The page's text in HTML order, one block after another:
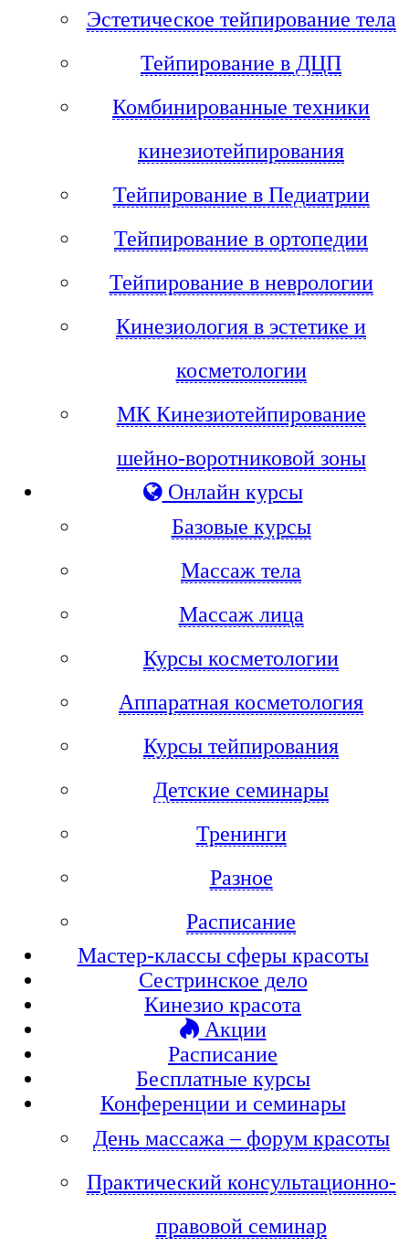
Эстетическое тейпирование тела
Тейпирование в ДЦП
Комбинированные техники
кинезиотейпирования
Тейпирование в Педиатрии
Тейпирование в ортопедии
Тейпирование в неврологии
Кинезиология в эстетике и
косметологии
МК Кинезиотейпирование
шейно-воротниковой зоны
Онлайн курсы
Базовые курсы
Массаж тела
Массаж лица
Курсы косметологии
Аппаратная косметология
Курсы тейпирования
Детские семинары
Тренинги
Разное
Расписание
Мастер-классы сферы красоты
Сестринское дело
Кинезио красота
Акции
Расписание
Бесплатные курсы
Конференции и семинары
День массажа – форум красоты
Практический консультационно-
правовой семинар